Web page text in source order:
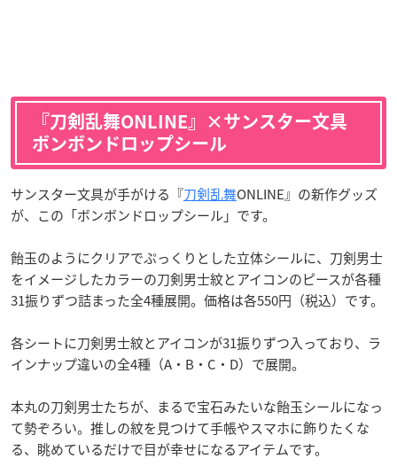
『刀剣乱舞ONLINE』×サンスター文具
ボンボンドロップシール
サンスター文具が手がける『刀剣乱舞ONLINE』の新作グッズ
が、この「ボンボンドロップシール」です。
飴玉のようにクリアでぷっくりとした立体シールに、刀剣男士
をイメージしたカラーの刀剣男士紋とアイコンのピースが各種
31振りずつ詰まった全4種展開。価格は各550円（税込）です。
各シートに刀剣男士紋とアイコンが31振りずつ入っており、ラ
インナップ違いの全4種（A・B・C・D）で展開。
本丸の刀剣男士たちが、まるで宝石みたいな飴玉シールになっ
て勢ぞろい。推しの紋を見つけて手帳やスマホに飾りたくな
る、眺めているだけで目が幸せになるアイテムです。